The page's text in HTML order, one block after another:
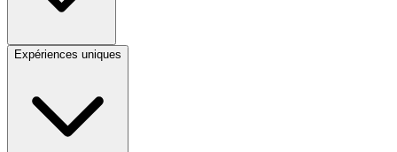
Expériences uniques